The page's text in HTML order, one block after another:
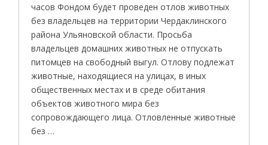
часов Фондом будет проведен отлов животных
без владельцев на территории Чердаклинского
района Ульяновской области. Просьба
владельцев домашних животных не отпускать
питомцев на свободный выгул. Отлову подлежат
животные, находящиеся на улицах, в иных
общественных местах и в среде обитания
объектов животного мира без
сопровождающего лица. Отловленные животные
без …